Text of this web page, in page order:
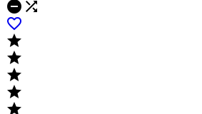
 





